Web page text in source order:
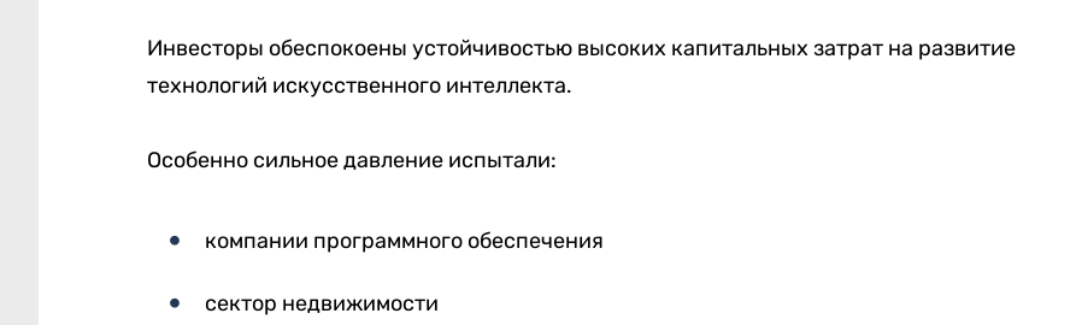
Инвесторы обеспокоены устойчивостью высоких капитальных затрат на развитие
технологий искусственного интеллекта.
Особенно сильное давление испытали:
компании программного обеспечения
сектор недвижимости